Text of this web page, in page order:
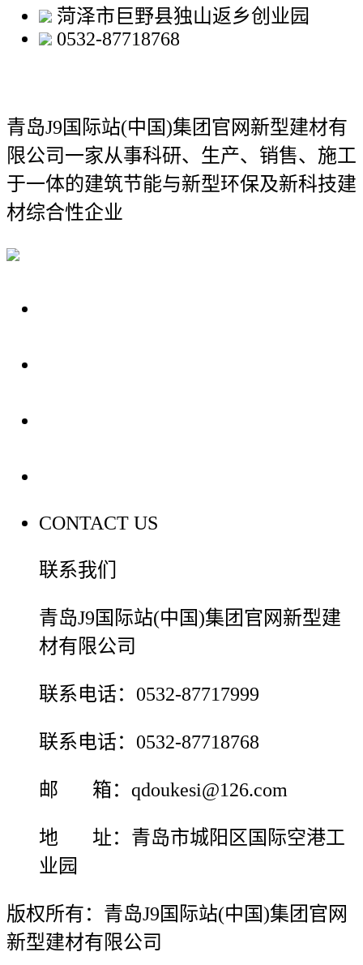
菏泽市巨野县独山返乡创业园
0532-87718768
青岛J9国际站(中国)集团官网新型建材有
限公司一家从事科研、生产、销售、施工
于一体的建筑节能与新型环保及新科技建
材综合性企业
CONTACT US
联系我们
青岛J9国际站(中国)集团官网新型建
材有限公司
联系电话：0532-87717999
联系电话：0532-87718768
邮 箱：qdoukesi@126.com
地 址：青岛市城阳区国际空港工
业园
版权所有：青岛J9国际站(中国)集团官网
新型建材有限公司